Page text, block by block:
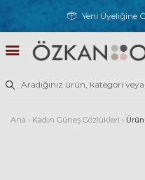
Yeni Üyeliğine
Ana › Kadın Güneş Gözlükleri ›